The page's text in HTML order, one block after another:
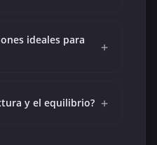
ideales para
+
y el equilibrio? +